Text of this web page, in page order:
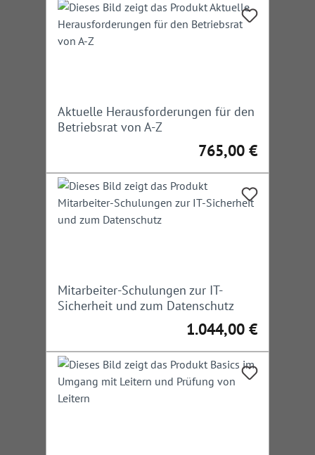
Aktuelle Herausforderungen für den
Betriebsrat von A-Z
Regulärer Preis:
765,00 €
Mitarbeiter-Schulungen zur IT-
Sicherheit und zum Datenschutz
Regulärer Preis:
1.044,00 €